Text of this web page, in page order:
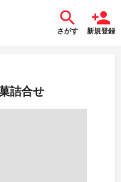
さがす 新規登録
詰合せ